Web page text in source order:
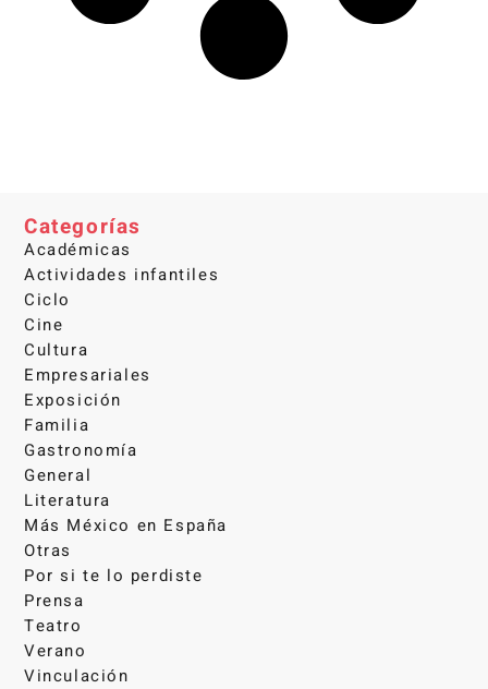
Categorías
Académicas
Actividades infantiles
Ciclo
Cine
Cultura
Empresariales
Exposición
Familia
Gastronomía
General
Literatura
Más México en España
Otras
Por si te lo perdiste
Prensa
Teatro
Verano
Vinculación